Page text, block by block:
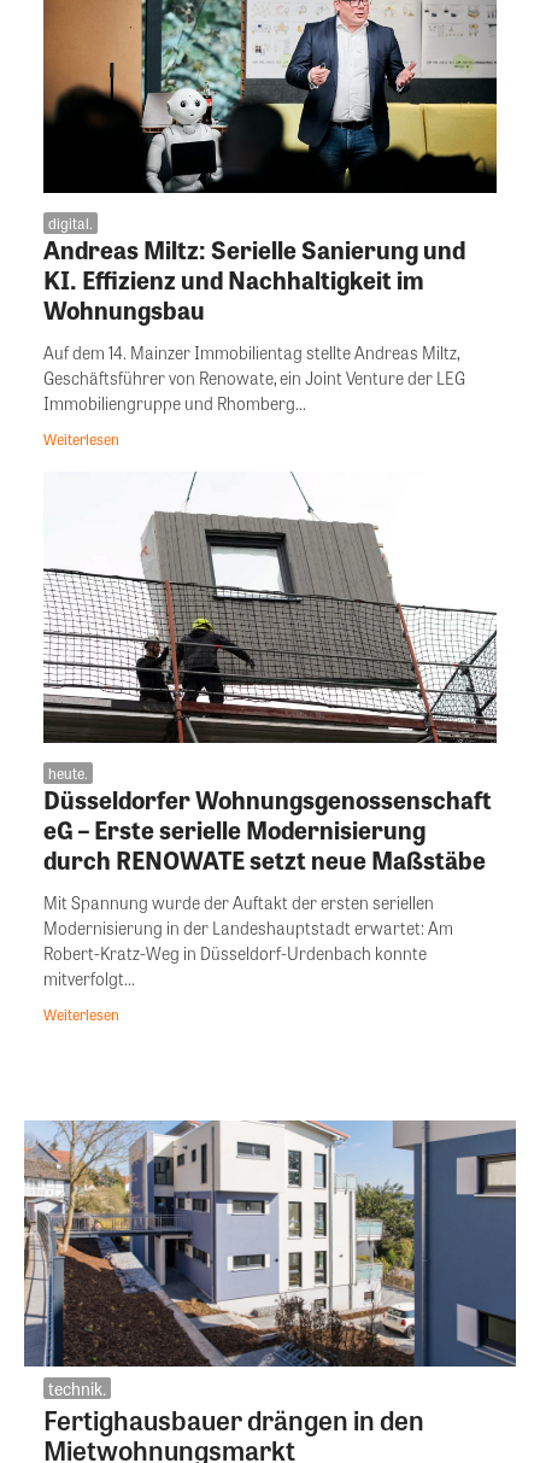
digital.
Andreas Miltz: Serielle Sanierung und
KI. Effizienz und Nachhaltigkeit im
Wohnungsbau
Auf dem 14. Mainzer Immobilientag stellte Andreas Miltz,
Geschäftsführer von Renowate, ein Joint Venture der LEG
Immobiliengruppe und Rhomberg...
Weiterlesen
heute.
Düsseldorfer Wohnungsgenossenschaft
eG – Erste serielle Modernisierung
durch RENOWATE setzt neue Maßstäbe
Mit Spannung wurde der Auftakt der ersten seriellen
Modernisierung in der Landeshauptstadt erwartet: Am
Robert-Kratz-Weg in Düsseldorf-Urdenbach konnte
mitverfolgt...
Weiterlesen
technik.
Fertighausbauer drängen in den
Mietwohnungsmarkt